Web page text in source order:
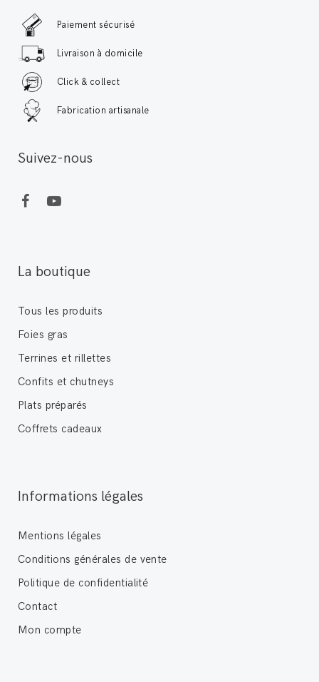
Paiement sécurisé
Livraison à domicile
Click & collect
Fabrication artisanale
Suivez-nous
La boutique
Tous les produits
Foies gras
Terrines et rillettes
Confits et chutneys
Plats préparés
Coffrets cadeaux
Informations légales
Mentions légales
Conditions générales de vente
Politique de confidentialité
Contact
Mon compte